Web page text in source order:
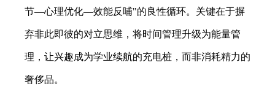
节—心理优化—效能反哺"的良性循环。关键在于摒
弃非此即彼的对立思维，将时间管理升级为能量管
理，让兴趣成为学业续航的充电桩，而非消耗精力的
奢侈品。